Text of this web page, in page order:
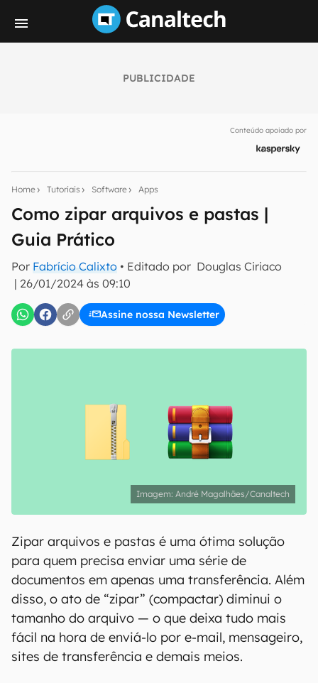
PUBLICIDADE
Conteúdo apoiado por
Home Tutoriais Software Apps
Como zipar arquivos e pastas |
Guia Prático
Por Fabrício Calixto • Editado por Douglas Ciriaco
| 26/01/2024 às 09:10
Assine nossa Newsletter
notícias e reviews sobre tecnologia em primeira
Confirmo que li, aceito e concordo com os
André Magalhães/Canaltech
Zipar arquivos e pastas é uma ótima solução
para quem precisa enviar uma série de
documentos em apenas uma transferência. Além
disso, o ato de “zipar” (compactar) diminui o
tamanho do arquivo — o que deixa tudo mais
fácil na hora de enviá-lo por e-mail, mensageiro,
sites de transferência e demais meios.